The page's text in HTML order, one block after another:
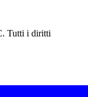
Tutti i diritti